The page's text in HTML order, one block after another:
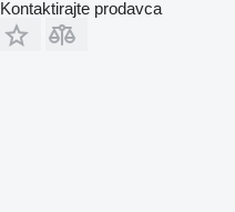
Kontaktirajte prodavca